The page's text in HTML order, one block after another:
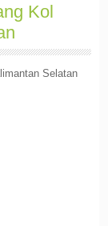
Kol
Selatan